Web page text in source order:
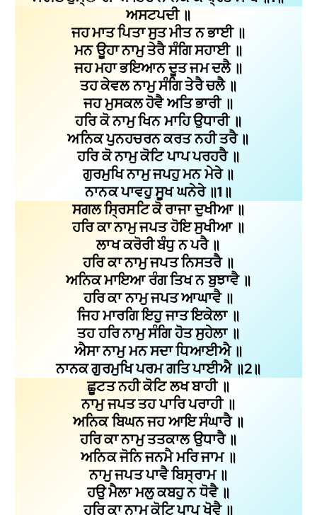
ਅਸਟਪਦੀ ॥
ਜਹ ਮਾਤ ਪਿਤਾ ਸੁਤ ਮੀਤ ਨ ਭਾਈ ॥
ਮਨ ਊਹਾ ਨਾਮੁ ਤੇਰੈ ਸੰਗਿ ਸਹਾਈ ॥
ਜਹ ਮਹਾ ਭਇਆਨ ਦੂਤ ਜਮ ਦਲੈ ॥
ਤਹ ਕੇਵਲ ਨਾਮੁ ਸੰਗਿ ਤੇਰੈ ਚਲੈ ॥
ਜਹ ਮੁਸਕਲ ਹੋਵੈ ਅਤਿ ਭਾਰੀ ॥
ਹਰਿ ਕੋ ਨਾਮੁ ਖਿਨ ਮਾਹਿ ਉਧਾਰੀ ॥
ਅਨਿਕ ਪੁਨਹਚਰਨ ਕਰਤ ਨਹੀ ਤਰੈ ॥
ਹਰਿ ਕੋ ਨਾਮੁ ਕੋਟਿ ਪਾਪ ਪਰਹਰੈ ॥
ਗੁਰਮੁਖਿ ਨਾਮੁ ਜਪਹੁ ਮਨ ਮੇਰੇ ॥
ਨਾਨਕ ਪਾਵਹੁ ਸੂਖ ਘਨੇਰੇ ॥1॥
ਸਗਲ ਸ੍ਰਿਸਟਿ ਕੋ ਰਾਜਾ ਦੁਖੀਆ ॥
ਹਰਿ ਕਾ ਨਾਮੁ ਜਪਤ ਹੋਇ ਸੁਖੀਆ ॥
ਲਾਖ ਕਰੋਰੀ ਬੰਧੁ ਨ ਪਰੈ ॥
ਹਰਿ ਕਾ ਨਾਮੁ ਜਪਤ ਨਿਸਤਰੈ ॥
ਅਨਿਕ ਮਾਇਆ ਰੰਗ ਤਿਖ ਨ ਬੁਝਾਵੈ ॥
ਹਰਿ ਕਾ ਨਾਮੁ ਜਪਤ ਆਘਾਵੈ ॥
ਜਿਹ ਮਾਰਗਿ ਇਹੁ ਜਾਤ ਇਕੇਲਾ ॥
ਤਹ ਹਰਿ ਨਾਮੁ ਸੰਗਿ ਹੋਤ ਸੁਹੇਲਾ ॥
ਐਸਾ ਨਾਮੁ ਮਨ ਸਦਾ ਧਿਆਈਐ ॥
ਨਾਨਕ ਗੁਰਮੁਖਿ ਪਰਮ ਗਤਿ ਪਾਈਐ ॥2॥
ਛੂਟਤ ਨਹੀ ਕੋਟਿ ਲਖ ਬਾਹੀ ॥
ਨਾਮੁ ਜਪਤ ਤਹ ਪਾਰਿ ਪਰਾਹੀ ॥
ਅਨਿਕ ਬਿਘਨ ਜਹ ਆਇ ਸੰਘਾਰੈ ॥
ਹਰਿ ਕਾ ਨਾਮੁ ਤਤਕਾਲ ਉਧਾਰੈ ॥
ਅਨਿਕ ਜੋਨਿ ਜਨਮੈ ਮਰਿ ਜਾਮ ॥
ਨਾਮੁ ਜਪਤ ਪਾਵੈ ਬਿਸ੍ਰਾਮ ॥
ਹਉ ਮੈਲਾ ਮਲੁ ਕਬਹੁ ਨ ਧੋਵੈ ॥
ਹਰਿ ਕਾ ਨਾਮੁ ਕੋਟਿ ਪਾਪ ਖੋਵੈ ॥